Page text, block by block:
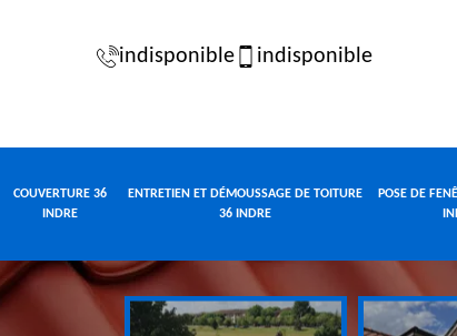
indisponible indisponible
COUVERTURE 36
INDRE
ENTRETIEN ET DÉMOUSSAGE DE TOITURE
36 INDRE
POSE DE